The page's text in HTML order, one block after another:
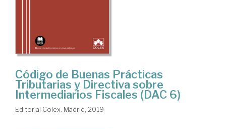
Código de Buenas Prácticas
Tributarias y Directiva sobre
Intermediarios Fiscales (DAC 6)
Editorial Colex. Madrid, 2019